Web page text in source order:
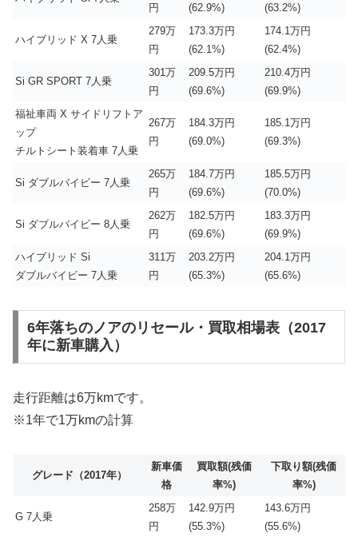
円
(62.9%)
(63.2%)
ハイブリッド X 7人乗
279万
円
173.3万円
(62.1%)
174.1万円
(62.4%)
Si GR SPORT 7人乗
301万
円
209.5万円
(69.6%)
210.4万円
(69.9%)
福祉車両 X サイドリフトア
ップ
チルトシート装着車 7人乗
267万
円
184.3万円
(69.0%)
185.1万円
(69.3%)
Si ダブルバイビー 7人乗
265万
円
184.7万円
(69.6%)
185.5万円
(70.0%)
Si ダブルバイビー 8人乗
262万
円
182.5万円
(69.6%)
183.3万円
(69.9%)
ハイブリッド Si
ダブルバイビー 7人乗
311万
円
203.2万円
(65.3%)
204.1万円
(65.6%)
6年落ちのノアのリセール・買取相場表（2017
年に新車購入）
走行距離は6万kmです。
※1年で1万kmの計算
グレード（2017年）
新車価
格
買取額(残価
率%)
下取り額(残価
率%)
G 7人乗
258万
円
142.9万円
(55.3%)
143.6万円
(55.6%)